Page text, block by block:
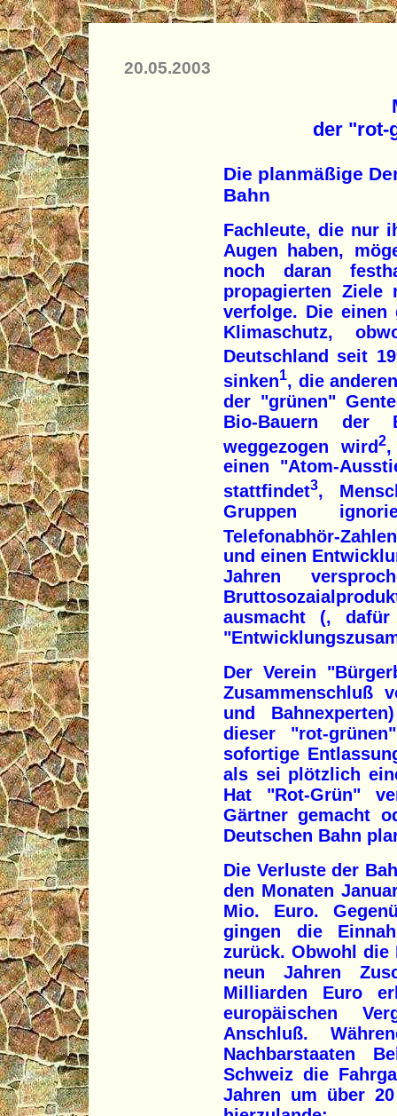
20.05.2003
der "rot-
Die planmäßige
Bahn
Fachleute, die nur
Augen haben,
noch daran
propagierten Ziele
verfolge. Die einen
Klimaschutz,
Deutschland seit
sinken1, die
der "grünen"
Bio-Bauern der
weggezogen wird2,
einen "Atom-
stattfindet3,
Gruppen
Telefonabhör-Zahlen
und einen
Jahren
ausmacht (,
Der Verein
Zusammenschluß
und
dieser "rot-
sofortige
als sei plötzlich
Hat "Rot-Grün"
Gärtner gemacht
Deutschen Bahn
Die Verluste der
den Monaten
Mio. Euro.
gingen die
zurück. Obwohl die
neun Jahren
Milliarden Euro
europäischen
Anschluß.
Nachbarstaaten
Schweiz die
Jahren um über